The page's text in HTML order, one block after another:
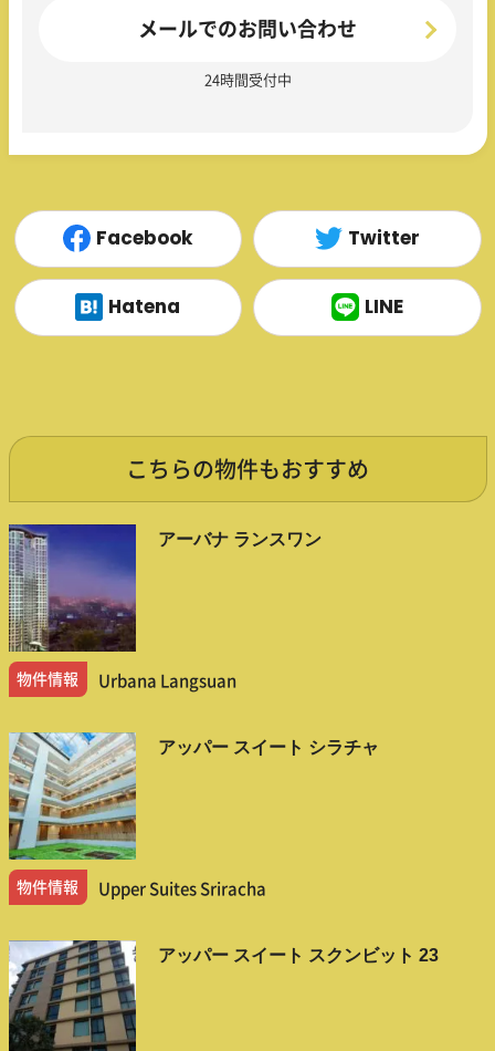
メールでのお問い合わせ
24時間受付中
Facebook Twitter
Hatena LINE
こちらの物件もおすすめ
アーバナ ランスワン
物件情報 Urbana Langsuan
アッパー スイート シラチャ
物件情報 Upper Suites Sriracha
アッパー スイート スクンビット 23